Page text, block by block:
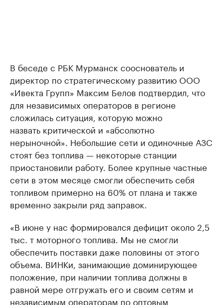
В беседе с РБК Мурманск сооснователь и
директор по стратегическому развитию ООО
«Ивекта Групп» Максим Белов подтвердил, что
для независимых операторов в регионе
сложилась ситуация, которую можно
назвать критической и «абсолютно
нерыночной». Небольшие сети и одиночные АЗС
стоят без топлива — некоторые станции
приостановили работу. Более крупные частные
сети в этом месяце смогли обеспечить себя
топливом примерно на 60% от плана и также
временно закрыли ряд заправок.
«В июне у нас формировался дефицит около 2,5
тыс. т моторного топлива. Мы не смогли
обеспечить поставки даже половины от этого
объема. ВИНКи, занимающие доминирующее
положение, при наличии топлива должны в
равной мере отгружать его и своим сетям и
независимым операторам по оптовым